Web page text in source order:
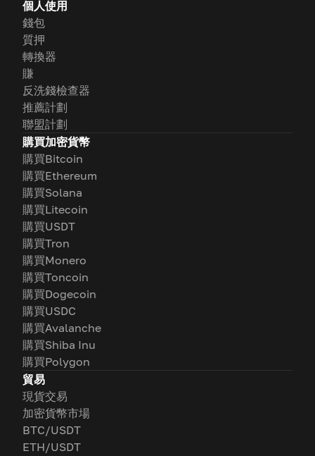
個人使用
錢包
質押
轉換器
賺
反洗錢檢查器
推薦計劃
聯盟計劃
購買加密貨幣
購買Bitcoin
購買Ethereum
購買Solana
購買Litecoin
購買USDT
購買Tron
購買Monero
購買Toncoin
購買Dogecoin
購買USDC
購買Avalanche
購買Shiba Inu
購買Polygon
貿易
現貨交易
加密貨幣市場
BTC/USDT
ETH/USDT